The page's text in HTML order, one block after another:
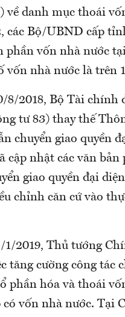
về danh mục thoái
các Bộ/UBND cấp
phần vốn nhà nước
vốn nhà nước là trên
8/2018, Bộ Tài chính
tư 83) thay thế
chuyển giao quyền
cập nhật các văn
giao quyền đại
chỉnh căn cứ vào
1/2019, Thủ tướng
tăng cường công tác
phần hóa và thoái
vốn nhà nước. Tại